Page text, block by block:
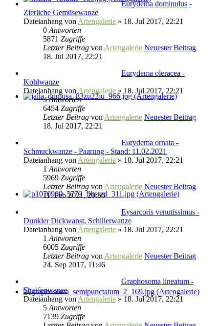
Eurydema dominulus -
Zierliche Gemüsewanze
Dateianhang von Artengalerie » 18. Jul 2017, 22:21
0 Antworten
5871 Zugriffe
Letzter Beitrag von Artengalerie Neuester Beitrag
18. Jul 2017, 22:21
Eurydema oleracea -
Kohlwanze
Dateianhang von Artengalerie » 18. Jul 2017, 22:21
3Antworten
6454 Zugriffe
Letzter Beitrag von Artengalerie Neuester Beitrag
18. Jul 2017, 22:21
Eurydema ornata -
Schmuckwanze - Paarung - Stand: 11.02.2021
Dateianhang von Artengalerie » 18. Jul 2017, 22:21
1 Antworten
5969 Zugriffe
Letzter Beitrag von Artengalerie Neuester Beitrag
11. Feb 2021, 20:56
Eysarcoris venutissimus -
Dunkler Dickwanst, Schillerwanze
Dateianhang von Artengalerie » 18. Jul 2017, 22:21
1 Antworten
6005 Zugriffe
Letzter Beitrag von Artengalerie Neuester Beitrag
24. Sep 2017, 11:46
Graphosoma lineatum -
Streifenwanze
Dateianhang von Artengalerie » 18. Jul 2017, 22:21
5 Antworten
7139 Zugriffe